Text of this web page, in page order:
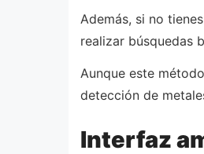
Además, si no
realizar búsquedas
Aunque este
detección de
Interfaz